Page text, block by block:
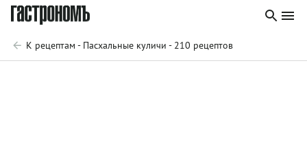
К рецептам - Пасхальные куличи - 210 рецептов